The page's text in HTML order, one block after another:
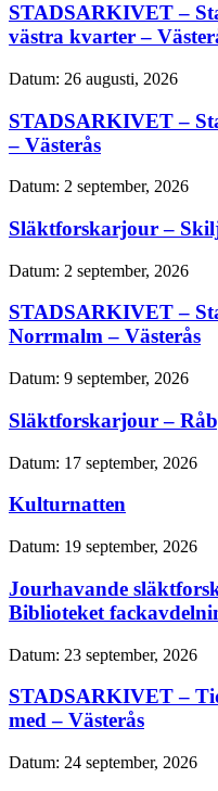
STADSARKIVET –
västra kvarter –
Datum: 26 augusti, 2026
STADSARKIVET –
– Västerås
Datum: 2 september, 2026
Släktforskarjour –
Datum: 2 september, 2026
STADSARKIVET –
Norrmalm – Västerås
Datum: 9 september, 2026
Släktforskarjour –
Datum: 17 september, 2026
Kulturnatten
Datum: 19 september, 2026
Jourhavande
Biblioteket
Datum: 23 september, 2026
STADSARKIVET –
med – Västerås
Datum: 24 september, 2026